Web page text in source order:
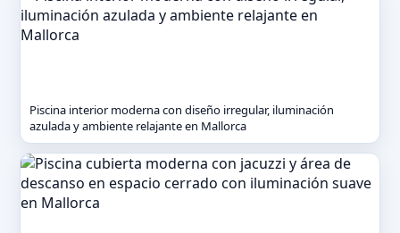
Piscina interior moderna con diseño irregular, iluminación
azulada y ambiente relajante en Mallorca